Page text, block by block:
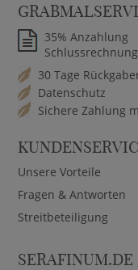
35% Anzahlung
30 Tage
Datenschutz
Sichere Zahlung
Unsere Vorteile
Fragen & Antworten
Streitbeteiligung
SERAFINUM.DE